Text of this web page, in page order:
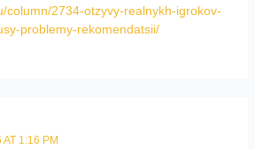
column/2734-otzyvy-realnykh-igrokov-
problemy-rekomendatsii/
1:16 PM